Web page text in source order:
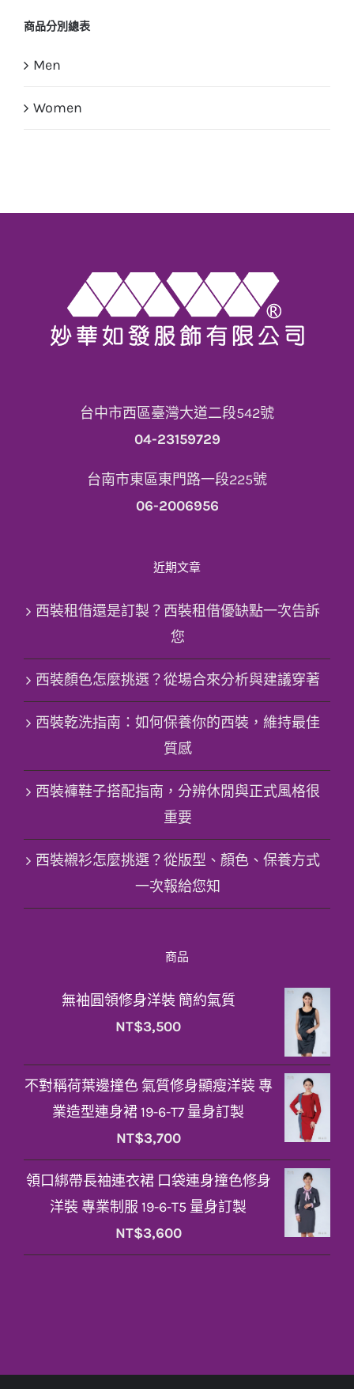
商品分別總表
Men
Women
台中市西區臺灣大道二段542號
04-23159729
台南市東區東門路一段225號
06-2006956
近期文章
西裝租借還是訂製？西裝租借優缺點一次告訴
您
西裝顏色怎麼挑選？從場合來分析與建議穿著
西裝乾洗指南：如何保養你的西裝，維持最佳
質感
西裝褲鞋子搭配指南，分辨休閒與正式風格很
重要
西裝襯衫怎麼挑選？從版型、顏色、保養方式
一次報給您知
商品
無袖圓領修身洋裝 簡約氣質
NT$3,500
不對稱荷葉邊撞色 氣質修身顯瘦洋裝 專
業造型連身裙 19-6-T7 量身訂製
NT$3,700
領口綁帶長袖連衣裙 口袋連身撞色修身
洋裝 專業制服 19-6-T5 量身訂製
NT$3,600